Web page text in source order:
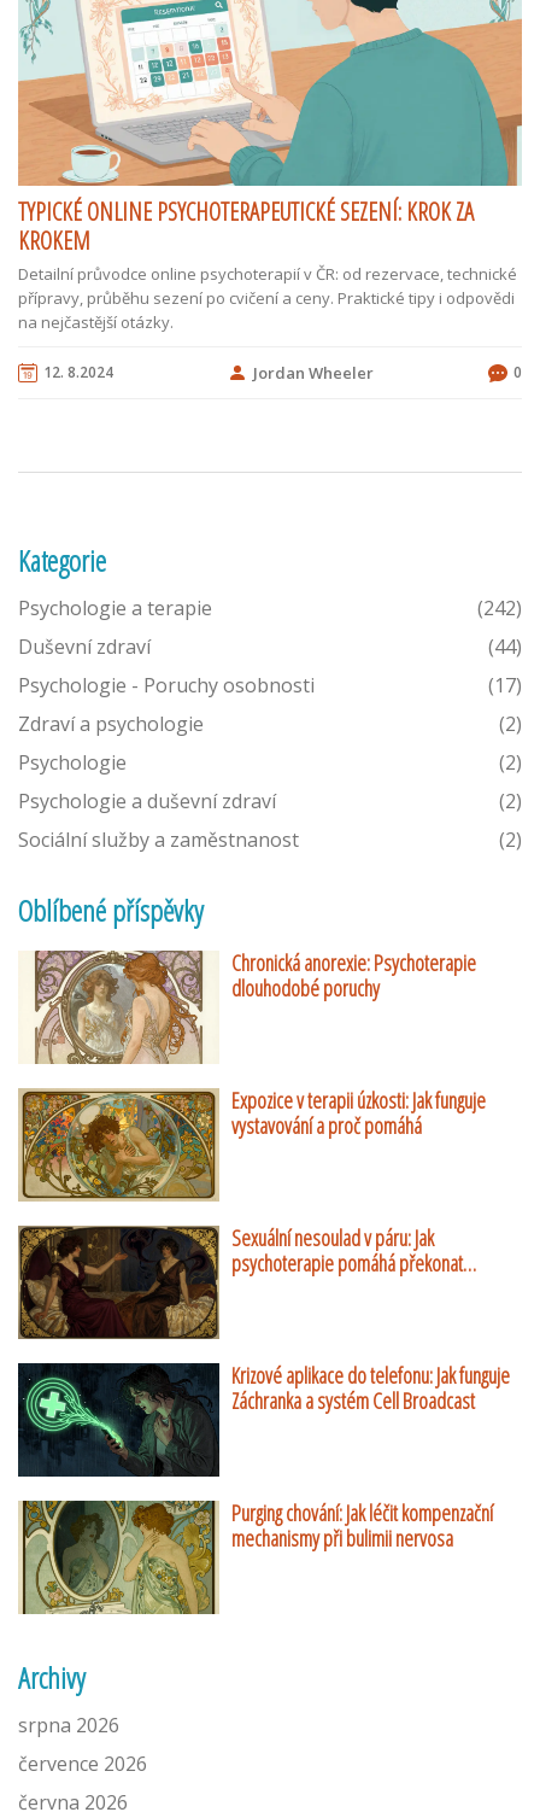
TYPICKÉ ONLINE PSYCHOTERAPEUTICKÉ SEZENÍ: KROK ZA
KROKEM
Detailní průvodce online psychoterapií v ČR: od rezervace, technické
přípravy, průběhu sezení po cvičení a ceny. Praktické tipy i odpovědi
na nejčastější otázky.
12. 8.2024 Jordan Wheeler 0
Kategorie
Psychologie a terapie
(242)
Duševní zdraví
(44)
Psychologie - Poruchy osobnosti
(17)
Zdraví a psychologie
(2)
Psychologie
(2)
Psychologie a duševní zdraví
(2)
Sociální služby a zaměstnanost
(2)
Oblíbené příspěvky
Chronická anorexie: Psychoterapie
dlouhodobé poruchy
Expozice v terapii úzkosti: Jak funguje
vystavování a proč pomáhá
Sexuální nesoulad v páru: Jak
psychoterapie pomáhá překonat
Krizové aplikace do telefonu: Jak funguje
Záchranka a systém Cell Broadcast
Purging chování: Jak léčit kompenzační
mechanismy při bulimii nervosa
Archivy
srpna 2026
července 2026
června 2026